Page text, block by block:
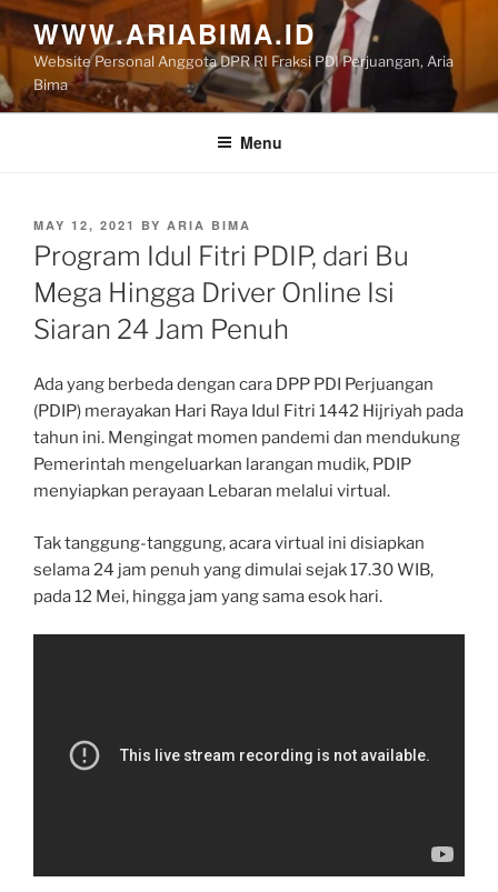
Skip
to
content
WWW.ARIABIMA.ID
Website Personal Anggota DPR RI Fraksi PDI Perjuangan, Aria
Bima
Menu
POSTED
ON
MAY 12, 2021 BY ARIA BIMA
Program Idul Fitri PDIP, dari Bu
Mega Hingga Driver Online Isi
Siaran 24 Jam Penuh
Ada yang berbeda dengan cara DPP PDI Perjuangan
(PDIP) merayakan Hari Raya Idul Fitri 1442 Hijriyah pada
tahun ini. Mengingat momen pandemi dan mendukung
Pemerintah mengeluarkan larangan mudik, PDIP
menyiapkan perayaan Lebaran melalui virtual.
Tak tanggung-tanggung, acara virtual ini disiapkan
selama 24 jam penuh yang dimulai sejak 17.30 WIB,
pada 12 Mei, hingga jam yang sama esok hari.